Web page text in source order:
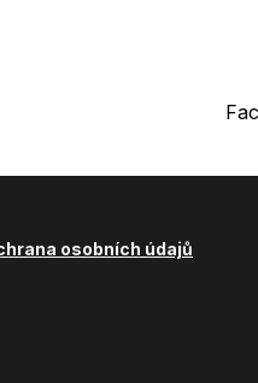
osobních údajů